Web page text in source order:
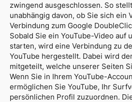
zwingend ausgeschlossen. So
unabhängig davon, ob Sie sich ein
Verbindung zum Google
Sobald Sie ein YouTube-Video auf
starten, wird eine Verbindung zu
YouTube hergestellt. Dabei wird
mitgeteilt, welche unserer Seiten
Wenn Sie in Ihrem YouTube-
ermöglichen Sie YouTube, Ihr
persönlichen Profil zuzuordnen.